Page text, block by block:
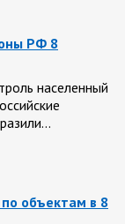
РФ 8
населенный
объектам в 8